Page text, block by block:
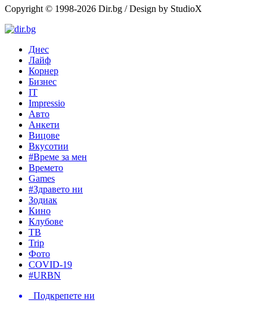
Copyright © 1998-2026 Dir.bg / Design by StudioX
Днес
Лайф
Корнер
Бизнес
IT
Impressio
Авто
Анкети
Вицове
Вкусотии
#Време за мен
Времето
Games
#Здравето ни
Зодиак
Кино
Клубове
ТВ
Trip
Фото
COVID-19
#URBN
Подкрепете ни